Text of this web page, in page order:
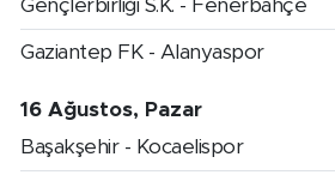
Gençlerbirliği S.K. - Fenerbahçe
Gaziantep FK - Alanyaspor
16 Ağustos, Pazar
Başakşehir - Kocaelispor